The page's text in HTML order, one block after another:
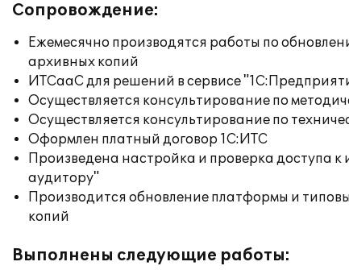
Сопровождение:
Ежемесячно производятся работы по
архивных копий
ИТСааС для решений в сервисе
Осуществляется консультирование по
Осуществляется консультирование по
Оформлен платный договор 1С:ИТС
Произведена настройка и проверка доступа
аудитору"
Производится обновление платформы и
копий
Выполнены следующие работы: